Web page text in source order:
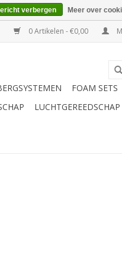
0 Artikelen - €0,00
FOAM SETS
LUCHTGEREEDSCHAP
verbergen Meer over